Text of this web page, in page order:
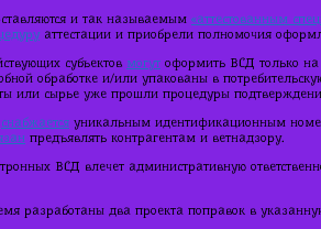
и так называемым «аттестованным
аттестации и приобрели полномочия
субъектов могут оформить ВСД только
обработке и/или упакованы в
или сырье уже прошли процедуры
снабжается уникальным идентификационным
предъявлять контрагентам и ветнадзору.
ВСД влечет административную
разработаны два проекта поправок в